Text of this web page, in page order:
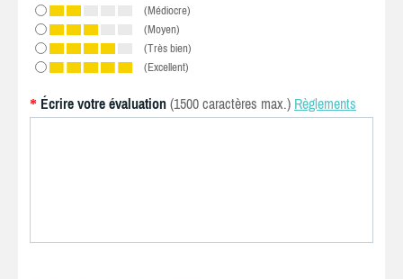
(Médiocre)
(Moyen)
(Très bien)
(Excellent)
* Écrire votre évaluation (1500 caractères max.) Règlements